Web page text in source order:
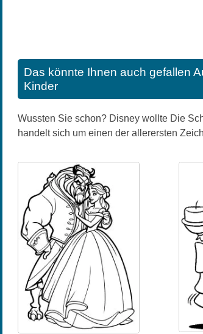
Das könnte Ihnen auch gefallen
Kinder
Wussten Sie schon? Disney wollte Die
handelt sich um einen der allerersten